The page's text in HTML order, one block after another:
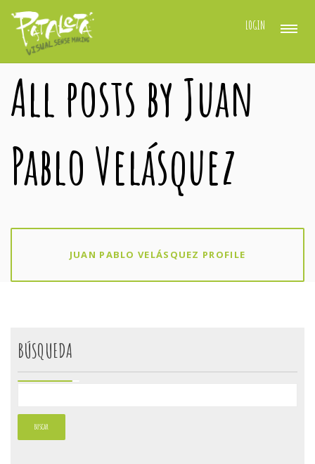
LOGIN
All posts by Juan
Pablo Velásquez
JUAN PABLO VELÁSQUEZ PROFILE
BÚSQUEDA